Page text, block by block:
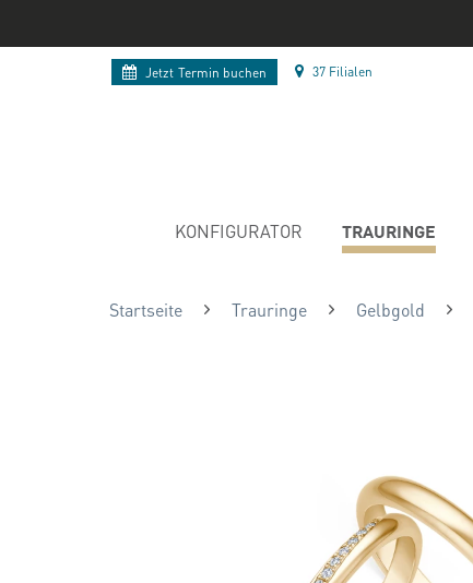
Jetzt Termin buchen 37 Filialen
KONFIGURATOR TRAURINGE
Startseite Trauringe Gelbgold